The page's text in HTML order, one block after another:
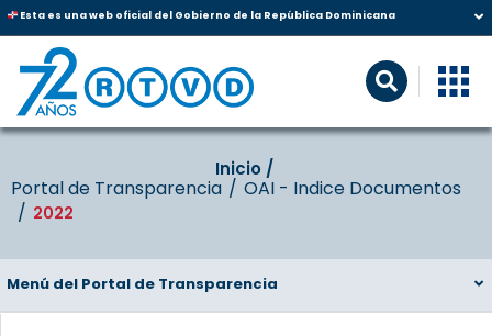
Esta es una web oficial del Gobierno de la República Dominicana
Inicio‎‎ /‎ ‎
Portal de Transparencia OAI - Indice Documentos
2022
Menú del Portal de Transparencia